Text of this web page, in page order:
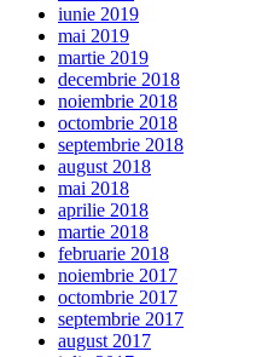
iunie 2019
mai 2019
martie 2019
decembrie 2018
noiembrie 2018
octombrie 2018
septembrie 2018
august 2018
mai 2018
aprilie 2018
martie 2018
februarie 2018
noiembrie 2017
octombrie 2017
septembrie 2017
august 2017